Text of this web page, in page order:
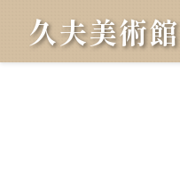
久夫美術館